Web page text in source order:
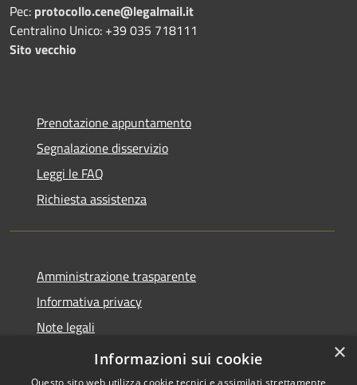
Pec: protocollo.cene@legalmail.it
Centralino Unico: +39 035 718111
Sito vecchio
Prenotazione appuntamento
Segnalazione disservizio
Leggi le FAQ
Richiesta assistenza
Amministrazione trasparente
Informativa privacy
Note legali
Dichiarazione di accessibilità
×
Informazioni sui cookie
Questo sito web utilizza cookie tecnici e assimilati strettamente